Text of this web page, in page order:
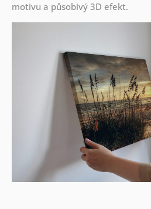
motivu a působivý 3D efekt.